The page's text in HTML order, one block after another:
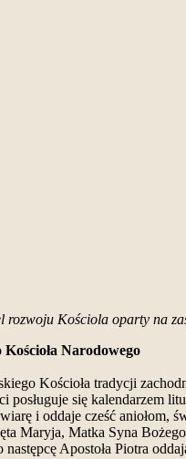
Kościola oparty na
Narodowego
Kościoła tradycji
się kalendarzem
i oddaje cześć aniołom,
Maryja, Matka Syna
Apostoła Piotra